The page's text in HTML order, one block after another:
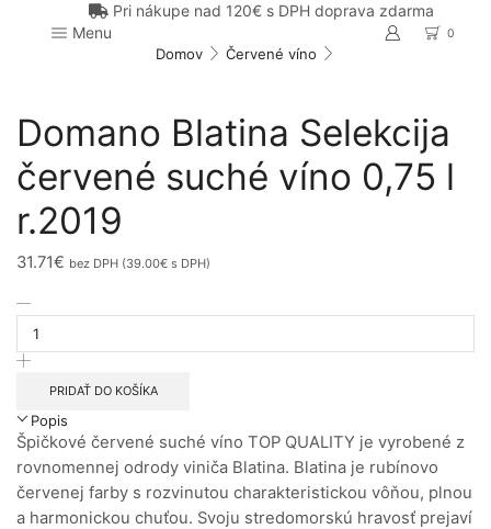
Pri nákupe nad 120€ s DPH doprava zdarma
Menu
0
Domov Červené víno
Domano Blatina Selekcija
červené suché víno 0,75 l
r.2019
31.71€ bez DPH (39.00€ s DPH)
Domano
Blatina
červené
víno
0,75
l
PRIDAŤ DO KOŠÍKA
Popis
Špičkové červené suché víno TOP QUALITY je vyrobené z
rovnomennej odrody viniča Blatina. Blatina je rubínovo
červenej farby s rozvinutou charakteristickou vôňou, plnou
a harmonickou chuťou. Svoju stredomorskú hravosť prejaví